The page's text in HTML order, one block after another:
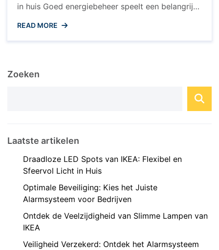
in huis Goed energiebeheer speelt een belangrijke
energiezuinige leefomgeving. Door bewust om te
gaan met het verbruik van elektriciteit en warmte,
READ MORE
Zoeken
Laatste artikelen
Draadloze LED Spots van IKEA: Flexibel en
Sfeervol Licht in Huis
Optimale Beveiliging: Kies het Juiste
Alarmsysteem voor Bedrijven
Ontdek de Veelzijdigheid van Slimme Lampen van
IKEA
Veiligheid Verzekerd: Ontdek het Alarmsysteem